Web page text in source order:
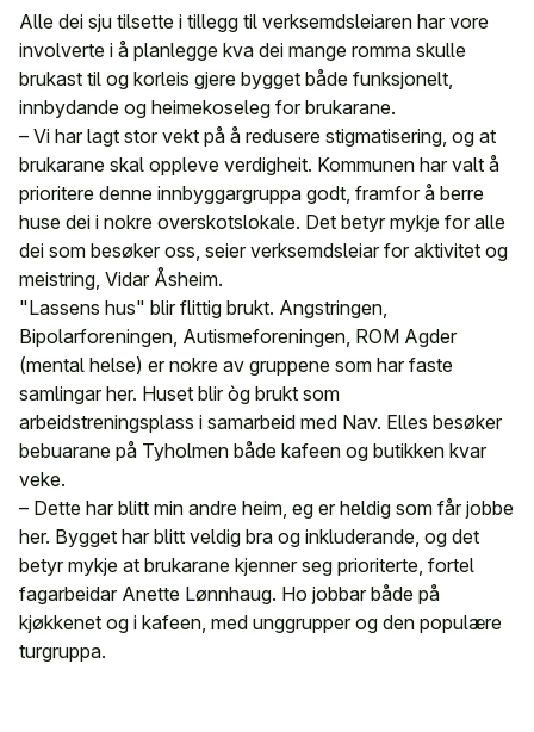
Alle dei sju tilsette i tillegg til verksemdsleiaren har vore
involverte i å planlegge kva dei mange romma skulle
brukast til og korleis gjere bygget både funksjonelt,
innbydande og heimekoseleg for brukarane.
– Vi har lagt stor vekt på å redusere stigmatisering, og at
brukarane skal oppleve verdigheit. Kommunen har valt å
prioritere denne innbyggargruppa godt, framfor å berre
huse dei i nokre overskotslokale. Det betyr mykje for alle
dei som besøker oss, seier verksemdsleiar for aktivitet og
meistring, Vidar Åsheim.
"Lassens hus" blir flittig brukt. Angstringen,
Bipolarforeningen, Autismeforeningen, ROM Agder
(mental helse) er nokre av gruppene som har faste
samlingar her. Huset blir òg brukt som
arbeidstreningsplass i samarbeid med Nav. Elles besøker
bebuarane på Tyholmen både kafeen og butikken kvar
veke.
– Dette har blitt min andre heim, eg er heldig som får jobbe
her. Bygget har blitt veldig bra og inkluderande, og det
betyr mykje at brukarane kjenner seg prioriterte, fortel
fagarbeidar Anette Lønnhaug. Ho jobbar både på
kjøkkenet og i kafeen, med unggrupper og den populære
turgruppa.